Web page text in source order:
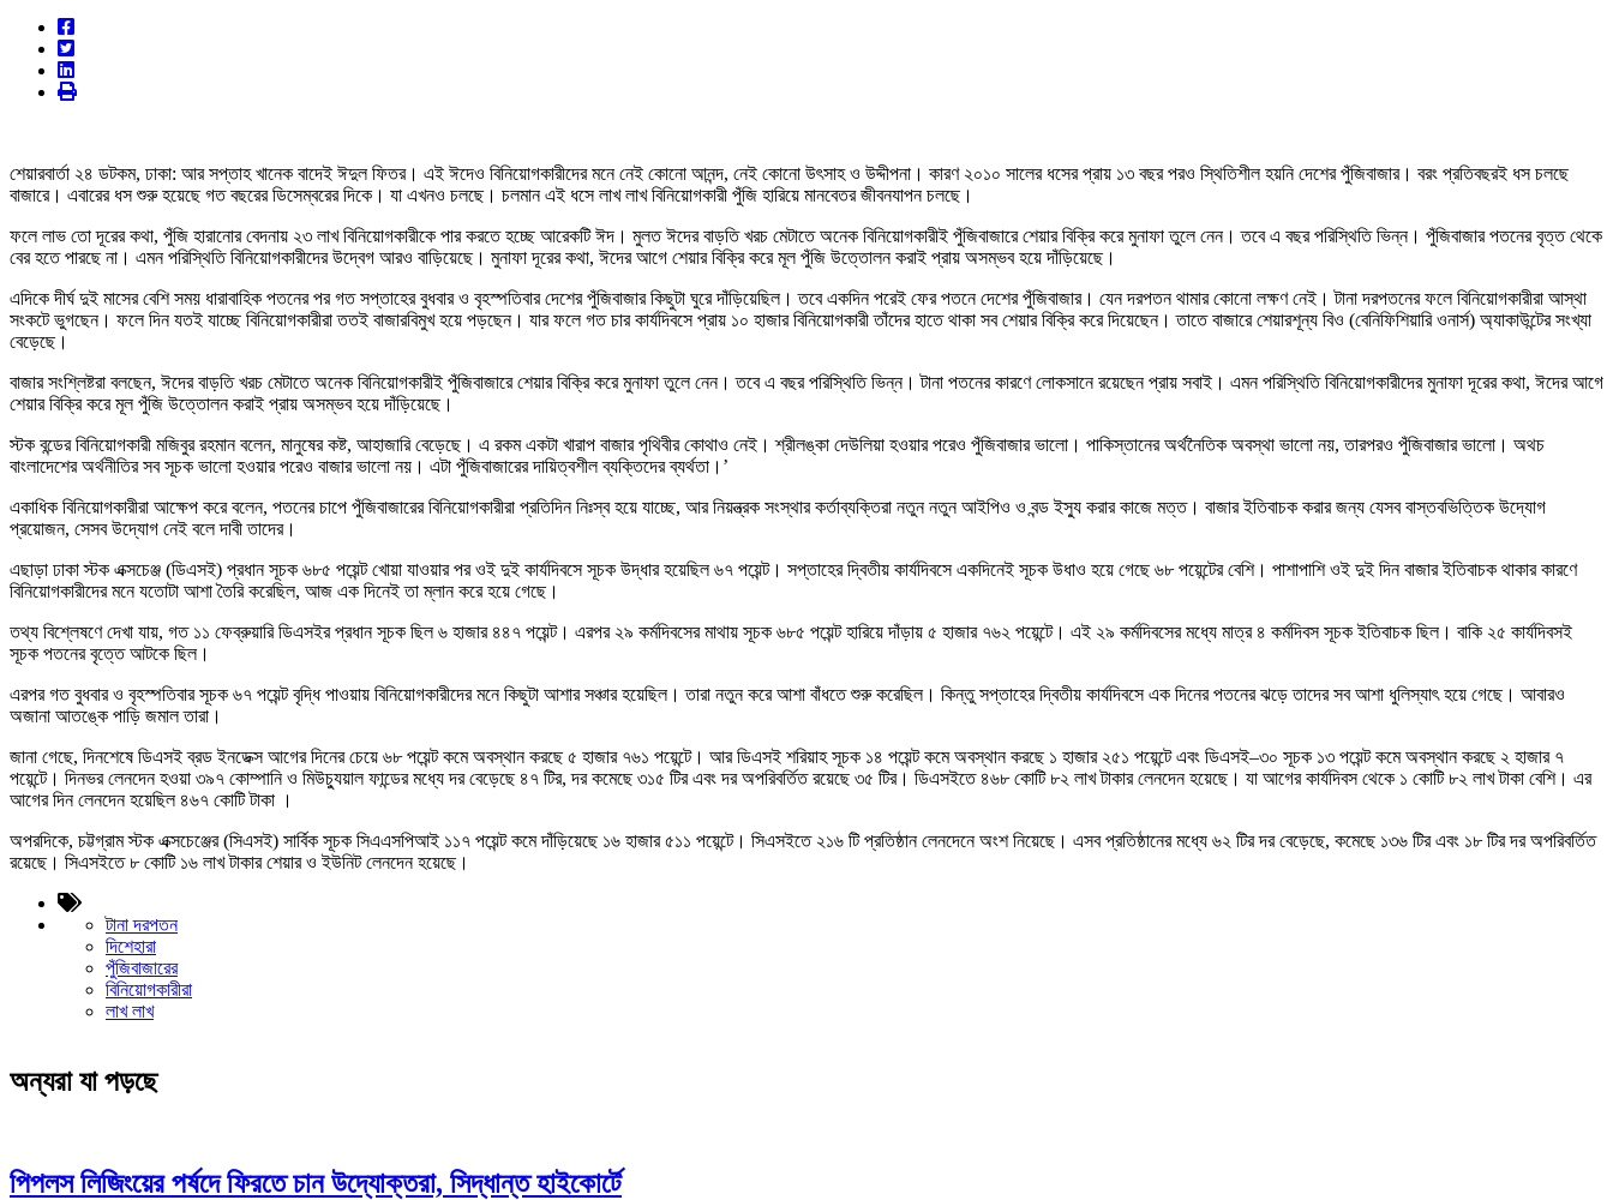
শেয়ারবার্তা ২৪ ডটকম, ঢাকা: আর সপ্তাহ খানেক বাদেই ঈদুল ফিতর। এই ঈদেও বিনিয়োগকারীদের মনে নেই কোনো আনন্দ, নেই কোনো উৎসাহ ও উদ্দীপনা। কারণ ২০১০ সালের ধসের প্রায় ১৩ বছর পরও স্থিতিশীল হয়নি দেশের পুঁজিবাজার। বরং প্রতিবছরই ধস চলছে
বাজারে। এবারের ধস শুরু হয়েছে গত বছরের ডিসেম্বরের দিকে। যা এখনও চলছে। চলমান এই ধসে লাখ লাখ বিনিয়োগকারী পুঁজি হারিয়ে মানবেতর জীবনযাপন চলছে।
ফলে লাভ তো দূরের কথা, পুঁজি হারানোর বেদনায় ২৩ লাখ বিনিয়োগকারীকে পার করতে হচ্ছে আরেকটি ঈদ। মুলত ঈদের বাড়তি খরচ মেটাতে অনেক বিনিয়োগকারীই পুঁজিবাজারে শেয়ার বিক্রি করে মুনাফা তুলে নেন। তবে এ বছর পরিস্থিতি ভিন্ন। পুঁজিবাজার পতনের বৃত্ত থেকে
বের হতে পারছে না। এমন পরিস্থিতি বিনিয়োগকারীদের উদ্বেগ আরও বাড়িয়েছে। মুনাফা দূরের কথা, ঈদের আগে শেয়ার বিক্রি করে মূল পুঁজি উত্তোলন করাই প্রায় অসম্ভব হয়ে দাঁড়িয়েছে।
এদিকে দীর্ঘ দুই মাসের বেশি সময় ধারাবাহিক পতনের পর গত সপ্তাহের বুধবার ও বৃহস্পতিবার দেশের পুঁজিবাজার কিছুটা ঘুরে দাঁড়িয়েছিল। তবে একদিন পরেই ফের পতনে দেশের পুঁজিবাজার। যেন দরপতন থামার কোনো লক্ষণ নেই। টানা দরপতনের ফলে বিনিয়োগকারীরা আস্থা
সংকটে ভুগছেন। ফলে দিন যতই যাচ্ছে বিনিয়োগকারীরা ততই বাজারবিমুখ হয়ে পড়ছেন। যার ফলে গত চার কার্যদিবসে প্রায় ১০ হাজার বিনিয়োগকারী তাঁদের হাতে থাকা সব শেয়ার বিক্রি করে দিয়েছেন। তাতে বাজারে শেয়ারশূন্য বিও (বেনিফিশিয়ারি ওনার্স) অ্যাকাউন্টের সংখ্যা
বেড়েছে।
বাজার সংশ্লিষ্টরা বলছেন, ঈদের বাড়তি খরচ মেটাতে অনেক বিনিয়োগকারীই পুঁজিবাজারে শেয়ার বিক্রি করে মুনাফা তুলে নেন। তবে এ বছর পরিস্থিতি ভিন্ন। টানা পতনের কারণে লোকসানে রয়েছেন প্রায় সবাই। এমন পরিস্থিতি বিনিয়োগকারীদের মুনাফা দূরের কথা, ঈদের আগে
শেয়ার বিক্রি করে মূল পুঁজি উত্তোলন করাই প্রায় অসম্ভব হয়ে দাঁড়িয়েছে।
স্টক বন্ডের বিনিয়োগকারী মজিবুর রহমান বলেন, মানুষের কষ্ট, আহাজারি বেড়েছে। এ রকম একটা খারাপ বাজার পৃথিবীর কোথাও নেই। শ্রীলঙ্কা দেউলিয়া হওয়ার পরেও পুঁজিবাজার ভালো। পাকিস্তানের অর্থনৈতিক অবস্থা ভালো নয়, তারপরও পুঁজিবাজার ভালো। অথচ
বাংলাদেশের অর্থনীতির সব সূচক ভালো হওয়ার পরেও বাজার ভালো নয়। এটা পুঁজিবাজারের দায়িত্বশীল ব্যক্তিদের ব্যর্থতা।’
একাধিক বিনিয়োগকারীরা আক্ষেপ করে বলেন, পতনের চাপে পুঁজিবাজারের বিনিয়োগকারীরা প্রতিদিন নিঃস্ব হয়ে যাচ্ছে, আর নিয়ন্ত্রক সংস্থার কর্তাব্যক্তিরা নতুন নতুন আইপিও ও বন্ড ইস্যু করার কাজে মত্ত। বাজার ইতিবাচক করার জন্য যেসব বাস্তবভিত্তিক উদ্যোগ
প্রয়োজন, সেসব উদ্যোগ নেই বলে দাবী তাদের।
এছাড়া ঢাকা স্টক এক্সচেঞ্জ (ডিএসই) প্রধান সূচক ৬৮৫ পয়েন্ট খোয়া যাওয়ার পর ওই দুই কার্যদিবসে সূচক উদ্ধার হয়েছিল ৬৭ পয়েন্ট। সপ্তাহের দ্বিতীয় কার্যদিবসে একদিনেই সূচক উধাও হয়ে গেছে ৬৮ পয়েন্টের বেশি। পাশাপাশি ওই দুই দিন বাজার ইতিবাচক থাকার কারণে
বিনিয়োগকারীদের মনে যতোটা আশা তৈরি করেছিল, আজ এক দিনেই তা ম্লান করে হয়ে গেছে।
তথ্য বিশ্লেষণে দেখা যায়, গত ১১ ফেব্রুয়ারি ডিএসইর প্রধান সূচক ছিল ৬ হাজার ৪৪৭ পয়েন্ট। এরপর ২৯ কর্মদিবসের মাথায় সূচক ৬৮৫ পয়েন্ট হারিয়ে দাঁড়ায় ৫ হাজার ৭৬২ পয়েন্টে। এই ২৯ কর্মদিবসের মধ্যে মাত্র ৪ কর্মদিবস সূচক ইতিবাচক ছিল। বাকি ২৫ কার্যদিবসই
সূচক পতনের বৃত্তে আটকে ছিল।
এরপর গত বুধবার ও বৃহস্পতিবার সূচক ৬৭ পয়েন্ট বৃদ্ধি পাওয়ায় বিনিয়োগকারীদের মনে কিছুটা আশার সঞ্চার হয়েছিল। তারা নতুন করে আশা বাঁধতে শুরু করেছিল। কিন্তু সপ্তাহের দ্বিতীয় কার্যদিবসে এক দিনের পতনের ঝড়ে তাদের সব আশা ধুলিস্যাৎ হয়ে গেছে। আবারও
অজানা আতঙ্কে পাড়ি জমাল তারা।
জানা গেছে, দিনশেষে ডিএসই ব্রড ইনডেক্স আগের দিনের চেয়ে ৬৮ পয়েন্ট কমে অবস্থান করছে ৫ হাজার ৭৬১ পয়েন্টে। আর ডিএসই শরিয়াহ সূচক ১৪ পয়েন্ট কমে অবস্থান করছে ১ হাজার ২৫১ পয়েন্টে এবং ডিএসই–৩০ সূচক ১৩ পয়েন্ট কমে অবস্থান করছে ২ হাজার ৭
পয়েন্টে। দিনভর লেনদেন হওয়া ৩৯৭ কোম্পানি ও মিউচ্যুয়াল ফান্ডের মধ্যে দর বেড়েছে ৪৭ টির, দর কমেছে ৩১৫ টির এবং দর অপরিবর্তিত রয়েছে ৩৫ টির। ডিএসইতে ৪৬৮ কোটি ৮২ লাখ টাকার লেনদেন হয়েছে। যা আগের কার্যদিবস থেকে ১ কোটি ৮২ লাখ টাকা বেশি। এর
আগের দিন লেনদেন হয়েছিল ৪৬৭ কোটি টাকা ।
অপরদিকে, চট্টগ্রাম স্টক এক্সচেঞ্জের (সিএসই) সার্বিক সূচক সিএএসপিআই ১১৭ পয়েন্ট কমে দাঁড়িয়েছে ১৬ হাজার ৫১১ পয়েন্টে। সিএসইতে ২১৬ টি প্রতিষ্ঠান লেনদেনে অংশ নিয়েছে। এসব প্রতিষ্ঠানের মধ্যে ৬২ টির দর বেড়েছে, কমেছে ১৩৬ টির এবং ১৮ টির দর অপরিবর্তিত
রয়েছে। সিএসইতে ৮ কোটি ১৬ লাখ টাকার শেয়ার ও ইউনিট লেনদেন হয়েছে।
টানা দরপতন
দিশেহারা
পুঁজিবাজারের
বিনিয়োগকারীরা
লাখ লাখ
অন্যরা যা পড়ছে
পিপলস লিজিংয়ের পর্ষদে ফিরতে চান উদ্যোক্তরা, সিদ্ধান্ত হাইকোর্টে